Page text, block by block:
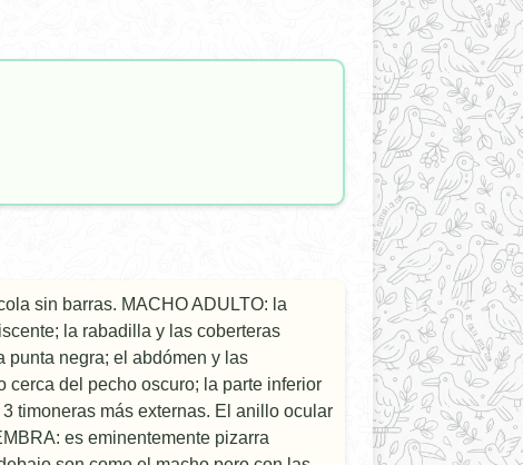
sin barras. MACHO ADULTO: la
la rabadilla y las coberteras
punta negra; el abdómen y las
del pecho oscuro; la parte inferior
timoneras más externas. El anillo ocular
es eminentemente pizarra